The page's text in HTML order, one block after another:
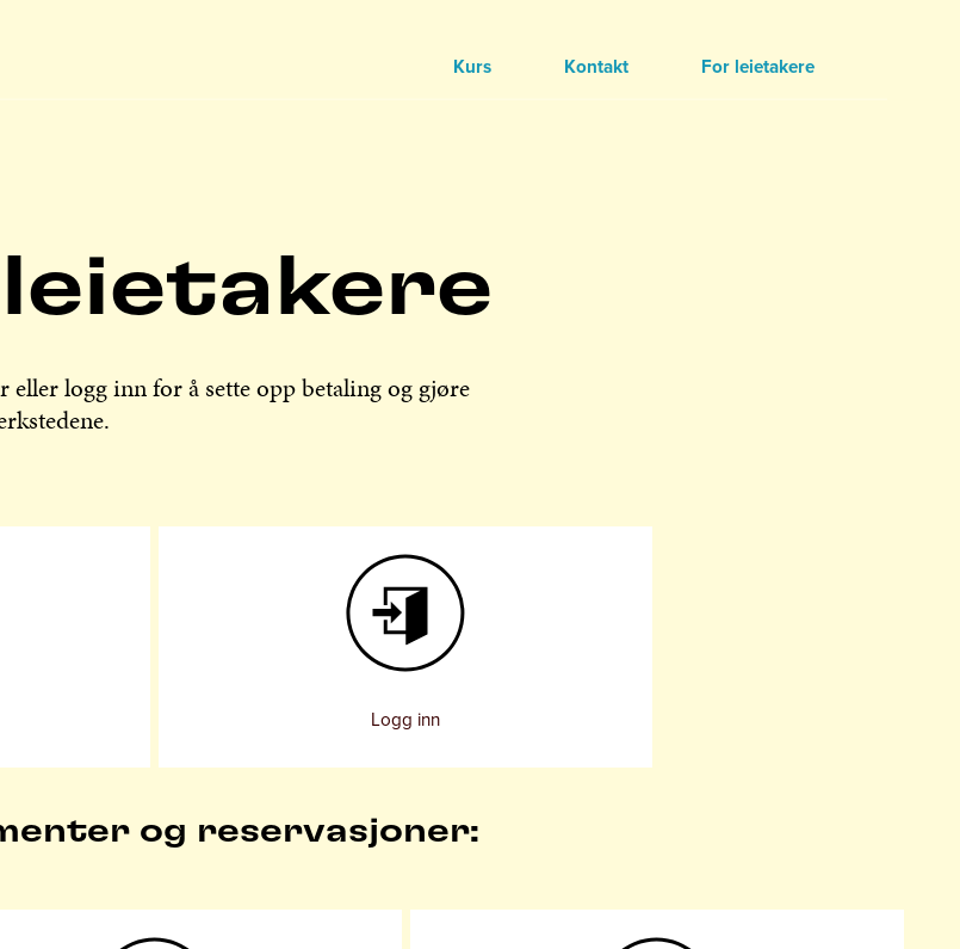
Kurs Kontakt For leietakere
leietakere
eller logg inn for å sette opp betaling og gjøre
Logg inn
og reservasjoner: